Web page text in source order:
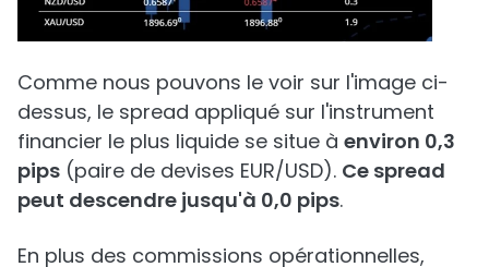
Comme nous pouvons le voir sur l'image ci-
dessus, le spread appliqué sur l'instrument
financier le plus liquide se situe à environ 0,3
pips (paire de devises EUR/USD). Ce spread
peut descendre jusqu'à 0,0 pips.
En plus des commissions opérationnelles,